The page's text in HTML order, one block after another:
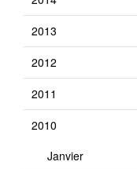
2013
2012
2011
2010
Janvier